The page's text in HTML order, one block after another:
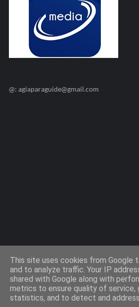
@: agiaparaguide@gmail.com
Design by -
This site uses cookies from Google
and to analyze traffic. Your IP
shared with Google along with
metrics to ensure quality of service,
statistics, and to detect and